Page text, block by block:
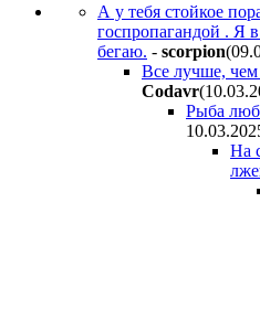
А у тебя стойкое
госпропагандой . Я
бегаю. - scorpion
Все лучше,
Codavr
Рыба
На